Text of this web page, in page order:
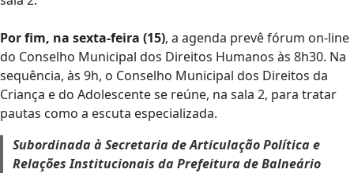
Por fim, na sexta-feira (15), a agenda prevê fórum on-line
do Conselho Municipal dos Direitos Humanos às 8h30. Na
sequência, às 9h, o Conselho Municipal dos Direitos da
Criança e do Adolescente se reúne, na sala 2, para tratar
pautas como a escuta especializada.
Subordinada à Secretaria de Articulação Política e
Relações Institucionais da Prefeitura de Balneário